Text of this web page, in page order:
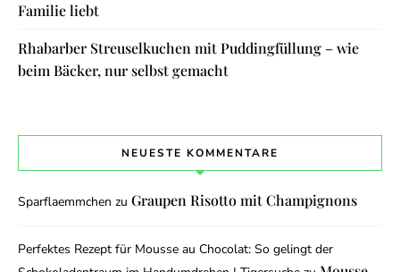
Familie liebt
Rhabarber Streuselkuchen mit Puddingfüllung – wie
beim Bäcker, nur selbst gemacht
NEUESTE KOMMENTARE
Sparflaemmchen zu Graupen Risotto mit Champignons
Perfektes Rezept für Mousse au Chocolat: So gelingt der